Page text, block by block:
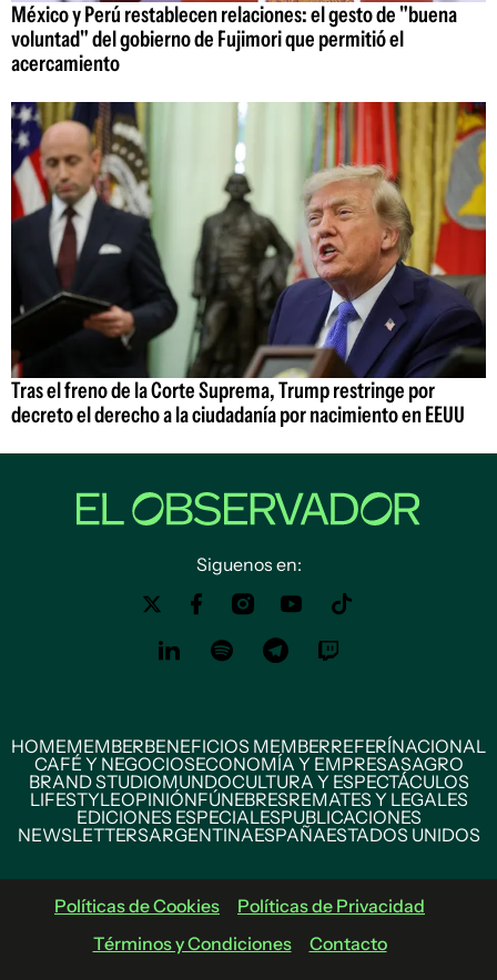
México y Perú restablecen relaciones: el gesto de "buena
voluntad" del gobierno de Fujimori que permitió el
acercamiento
Tras el freno de la Corte Suprema, Trump restringe por
decreto el derecho a la ciudadanía por nacimiento en EEUU
Siguenos en:
HOMEMEMBERBENEFICIOS MEMBERREFERÍNACIONAL
CAFÉ Y NEGOCIOSECONOMÍA Y EMPRESASAGRO
BRAND STUDIOMUNDOCULTURA Y ESPECTÁCULOS
LIFESTYLEOPINIÓNFÚNEBRESREMATES Y LEGALES
EDICIONES ESPECIALESPUBLICACIONES
NEWSLETTERSARGENTINAESPAÑAESTADOS UNIDOS
Políticas de Cookies
Políticas de Privacidad
Términos y Condiciones
Contacto